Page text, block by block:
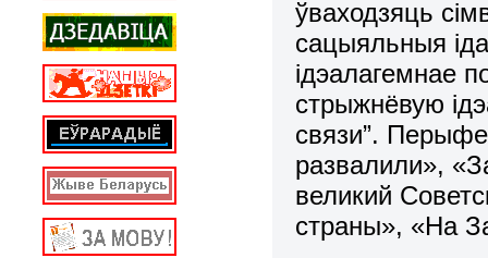
ўваходзяць
сацыяльныя
ідэалагемнае
стрыжнёвую
связи”.
развалили»,
великий
страны», «На